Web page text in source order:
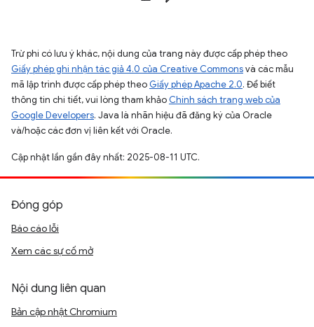
Trừ phi có lưu ý khác, nội dung của trang này được cấp phép theo
Giấy phép ghi nhận tác giả 4.0 của Creative Commonsvà các mẫu
mã lập trình được cấp phép theo Giấy phép Apache 2.0. Để biết
thông tin chi tiết, vui lòng tham khảo Chính sách trang web của
Google Developers. Java là nhãn hiệu đã đăng ký của Oracle
và/hoặc các đơn vị liên kết với Oracle.
Cập nhật lần gần đây nhất: 2025-08-11 UTC.
Đóng góp
Báo cáo lỗi
Xem các sự cố mở
Nội dung liên quan
Bản cập nhật Chromium